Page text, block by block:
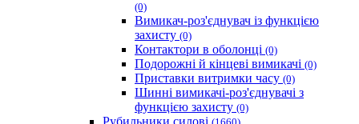
(0)
Вимикач-роз'єднувач із функцією
захисту (0)
Контактори в оболонці (0)
Подорожні й кінцеві вимикачі (0)
Приставки витримки часу (0)
Шинні вимикачі-роз'єднувачі з
функцією захисту (0)